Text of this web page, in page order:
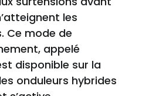
les
Ce mode de
appelé
disponible sur la
onduleurs hybrides